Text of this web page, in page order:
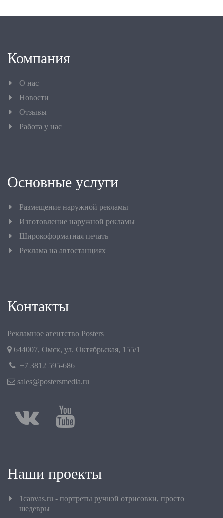
Компания
О нас
Новости
Отзывы
Работа у нас
Основные услуги
Размещение наружной рекламы
Изготовление наружной рекламы
Широкоформатная печать
Реклама на автостанциях
Контакты
Рекламное агентство Posters
644007, Омск, ул. Октябрьская, 155/1
+7 3812 595-686
sales@postersmedia.ru
Наши проекты
1canvas.ru - портреты ручной отрисовки, просто
шедевры